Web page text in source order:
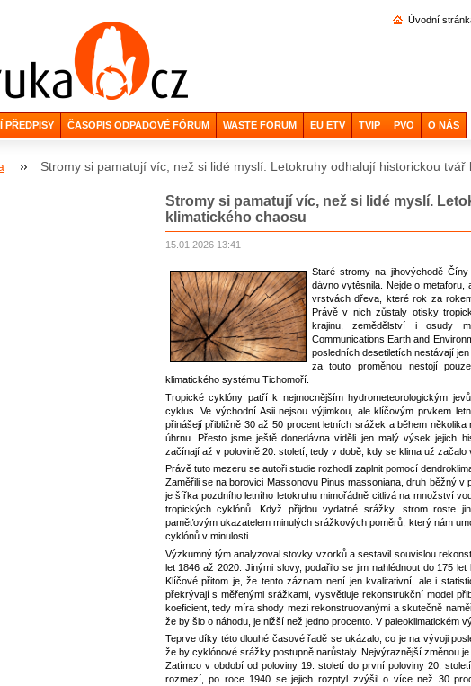
Úvodní
PŘEDPISY ČASOPIS ODPADOVÉ FÓRUM WASTE FORUM EU ETV TVIP PVO O NÁS
Stromy si pamatují víc, než si lidé myslí. Letokruhy odhalují historickou tvář
Stromy si pamatují víc, než si lidé myslí.
klimatického chaosu
15.01.2026 13:41
Staré stromy na jihovýchodě
dávno vytěsnila. Nejde o
vrstvách dřeva, které rok za
Právě v nich zůstaly otisky
krajinu, zemědělství i osudy
Communications Earth and
posledních desetiletích nestávají
za touto proměnou nestojí
klimatického systému Tichomoří.
Tropické cyklóny patří k nejmocnějším hydrometeorologickým
cyklus. Ve východní Asii nejsou výjimkou, ale klíčovým prvkem
přinášejí přibližně 30 až 50 procent letních srážek a během
úhrnu. Přesto jsme ještě donedávna viděli jen malý výsek jejich
začínají až v polovině 20. století, tedy v době, kdy se klima už
Právě tuto mezeru se autoři studie rozhodli zaplnit pomocí
Zaměřili se na borovici Massonovu Pinus massoniana, druh běžný
je šířka pozdního letního letokruhu mimořádně citlivá na množství
tropických cyklónů. Když přijdou vydatné srážky, strom roste
paměťovým ukazatelem minulých srážkových poměrů, který nám
cyklónů v minulosti.
Výzkumný tým analyzoval stovky vzorků a sestavil souvislou
let 1846 až 2020. Jinými slovy, podařilo se jim nahlédnout do 175
Klíčové přitom je, že tento záznam není jen kvalitativní, ale i
překrývají s měřenými srážkami, vysvětluje rekonstrukční model
koeficient, tedy míra shody mezi rekonstruovanými a skutečně
že by šlo o náhodu, je nižší než jedno procento. V paleoklimatickém
Teprve díky této dlouhé časové řadě se ukázalo, co je na vývoji
že by cyklónové srážky postupně narůstaly. Nejvýraznější změnou
Zatímco v období od poloviny 19. století do první poloviny 20.
rozmezí, po roce 1940 se jejich rozptyl zvýšil o více než 30